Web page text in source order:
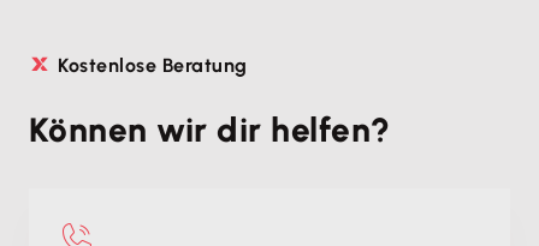
Kostenlose Beratung
Können wir dir helfen?